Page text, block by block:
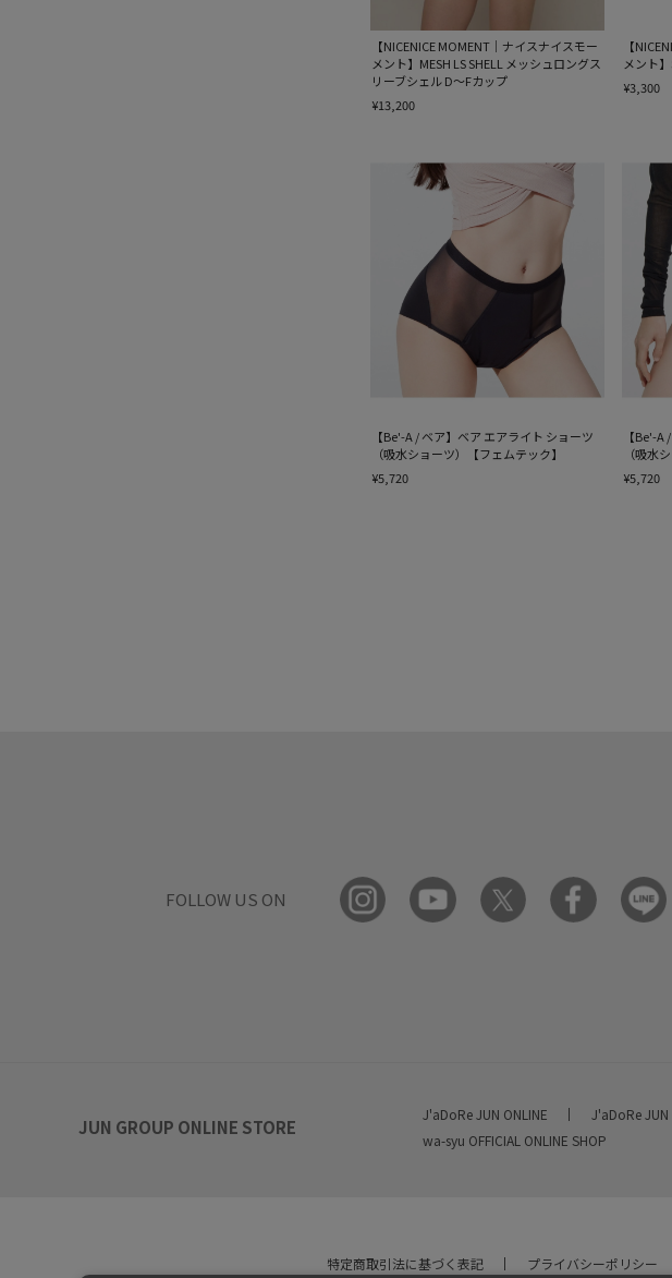
【NICENICE MOMENT｜ナイスナイスモー
メント】MESH LS SHELL メッシュロングス
リーブシェル D〜Fカップ
¥13,200
【
メント
¥3,300
【Be'-A / ベア】ベア エアライト ショーツ
（吸水ショーツ）【フェムテック】
¥5,720
【Be'-
（吸水
¥5,720
FOLLOW US ON
JUN GROUP ONLINE STORE
J'aDoRe JUN ONLINE J'aDoRe JUN
wa-syu OFFICIAL ONLINE SHOP
特定商取引法に基づく表記 プライバシーポリシー